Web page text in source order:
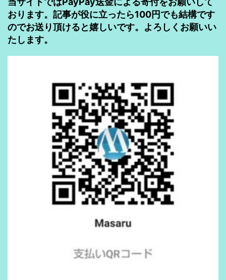
おります。記事が役に立ったら100円でも結構です
のでお送り頂けると嬉しいです。よろしくお願いい
たします。